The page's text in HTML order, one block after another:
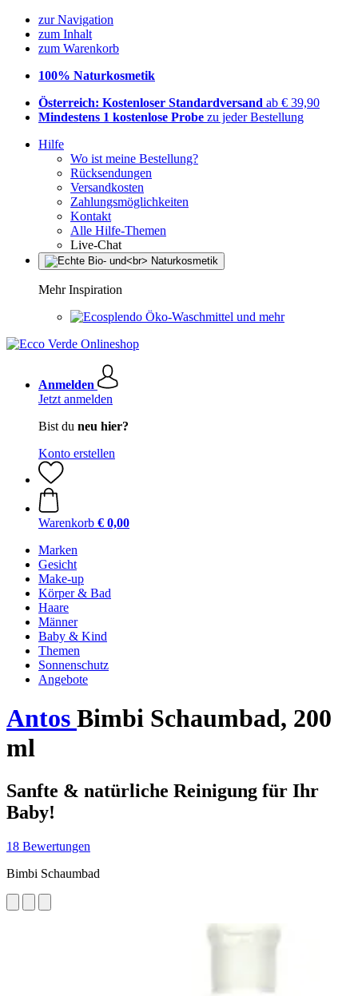
zur Navigation
zum Inhalt
zum Warenkorb
100% Naturkosmetik
Österreich: Kostenloser Standardversand ab € 39,90
Mindestens 1 kostenlose Probe zu jeder Bestellung
Hilfe
Wo ist meine Bestellung?
Rücksendungen
Versandkosten
Zahlungsmöglichkeiten
Kontakt
Alle Hilfe-Themen
Live-Chat
Mehr Inspiration
Öko-Waschmittel und mehr
Anmelden
Jetzt anmelden
Bist du neu hier?
Konto erstellen
Warenkorb € 0,00
Marken
Gesicht
Make-up
Körper & Bad
Haare
Männer
Baby & Kind
Themen
Sonnenschutz
Angebote
Antos Bimbi Schaumbad, 200
ml
Sanfte & natürliche Reinigung für Ihr
Baby!
18 Bewertungen
Bimbi Schaumbad